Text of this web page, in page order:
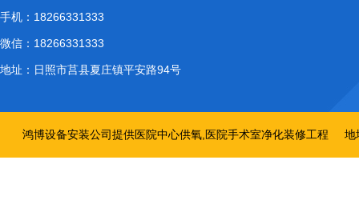
手机： 18266331333
微信： 18266331333
地址： 日照市莒县夏庄镇平安路94号
鸿博设备安装公司提供医院中心供氧,医院手术室净化装修工程 地